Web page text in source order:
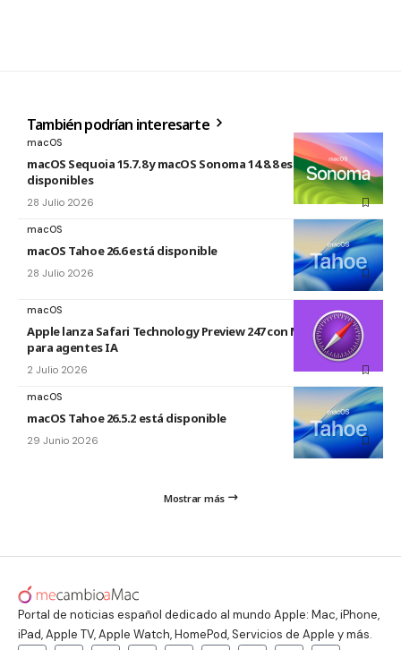
También podrían interesarte
macOS
macOS Sequoia 15.7.8 y macOS Sonoma 14.8.8 están
disponibles
28 Julio 2026
macOS
macOS Tahoe 26.6 está disponible
28 Julio 2026
macOS
Apple lanza Safari Technology Preview 247 con MCP Server
para agentes IA
2 Julio 2026
macOS
macOS Tahoe 26.5.2 está disponible
29 Junio 2026
Mostrar más
Portal de noticias español dedicado al mundo Apple: Mac, iPhone,
iPad, Apple TV, Apple Watch, HomePod, Servicios de Apple y más.